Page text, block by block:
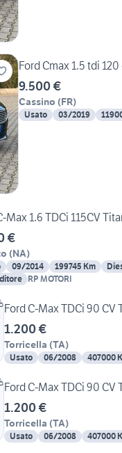
9.500 €
Cassino (FR)
Usato 03/2019
Max 1.6 TDCi 115CV
€
(NA)
09/2014 199745 Km
RP MOTORI
Ford C-Max TDCi 90
1.200 €
Torricella (TA)
Usato 06/2008 407000
Ford C-Max TDCi 90
1.200 €
Torricella (TA)
Usato 06/2008 407000